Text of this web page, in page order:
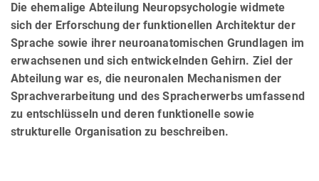
Die ehemalige Abteilung Neuropsychologie widmete
sich der Erforschung der funktionellen Architektur der
Sprache sowie ihrer neuroanatomischen Grundlagen im
erwachsenen und sich entwickelnden Gehirn. Ziel der
Abteilung war es, die neuronalen Mechanismen der
Sprachverarbeitung und des Spracherwerbs umfassend
zu entschlüsseln und deren funktionelle sowie
strukturelle Organisation zu beschreiben.